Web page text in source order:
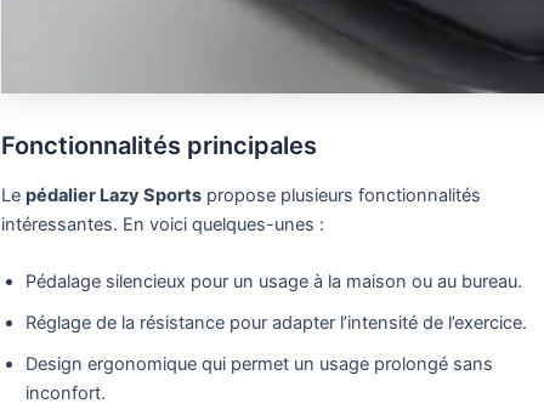
Fonctionnalités principales
Le pédalier Lazy Sports propose plusieurs fonctionnalités
intéressantes. En voici quelques-unes :
Pédalage silencieux pour un usage à la maison ou au bureau.
Réglage de la résistance pour adapter l’intensité de l’exercice.
Design ergonomique qui permet un usage prolongé sans
inconfort.